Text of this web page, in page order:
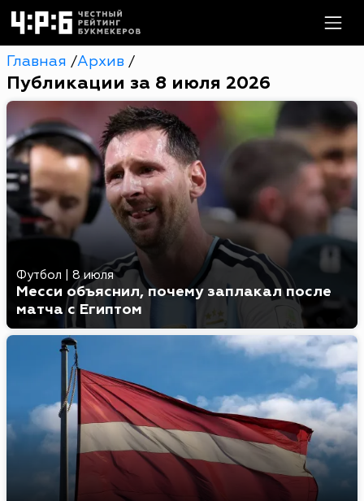
Главная /Архив /
Публикации за 8 июля 2026
Футбол 8 июля
Месси объяснил, почему заплакал после
матча с Египтом